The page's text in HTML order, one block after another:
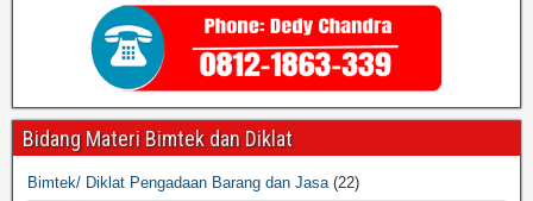
Bidang Materi Bimtek dan Diklat
Bimtek/ Diklat Pengadaan Barang dan Jasa(22)